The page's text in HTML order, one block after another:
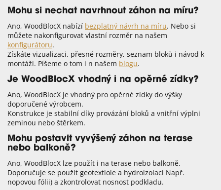
Mohu si nechat navrhnout záhon na míru?
Ano, WoodBlocX nabízí bezplatný návrh na míru. Nebo si
můžete nakonfigurovat vlastní rozměr na našem
konfigurátoru.
Získáte vizualizaci, přesné rozměry, seznam bloků i návod k
montáži. Píšeme o tom i n našem blogu.
Je WoodBlocX vhodný i na opěrné zídky?
Ano, WoodBlocX je vhodný pro opěrné zídky do výšky
doporučené výrobcem.
Konstrukce je stabilní díky provázání bloků a vnitřní výplni
zeminou nebo štěrkem.
Mohu postavit vyvýšený záhon na terase
nebo balkoně?
Ano, WoodBlocX lze použít i na terase nebo balkoně.
Doporučuje se použít geotextiole a hydroizolaci Např.
nopovou fólii) a zkontrolovat nosnost podkladu.